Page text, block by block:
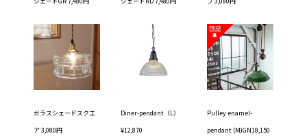
ガラスシェードスクエ
ア 3,080円
Diner-pendant（L）
¥12,870
Pulley enamel-
pendant (M)GN18,150